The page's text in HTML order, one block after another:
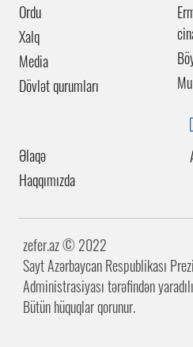
Ordu
Xalq
Media
Dövlət qurumları
Əlaqə
Haqqımızda
zefer.az ©️ 2022
Sayt Azərbaycan Respublikası
Administrasiyası tərəfindən
Bütün hüquqlar qorunur.